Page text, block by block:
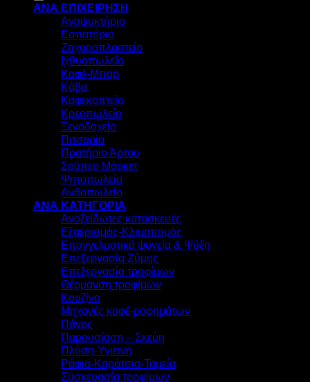
ΑΝΑ ΕΠΙΧΕΙΡΗΣΗ
Αναψυκτήριο
Εστιατόριο
Ζαχαροπλαστείο
Ιχθυοπωλείο
Καφέ-Μπαρ
Κάβα
Καφεκοπτείο
Κρεοπωλείο
Ξενοδοχείο
Πιτσαρία
Πρατήριο Άρτου
Σούπερ Μάρκετ
Ψητοπωλείο
Ανθοπωλείο
ΑΝΑ ΚΑΤΗΓΟΡΙΑ
Ανοξείδωτες κατασκευές
Εξαερισμός-Κλιματισμός
Επαγγελματικά ψυγεία & Ψύξη
Επεξεργασία Ζύμης
Επεξεργασία τροφίμων
Θέρμανση τροφίμων
Κουζίνα
Μηχανές καφέ-ροφημάτων
Πάγος
Παρουσίαση – Σκεύη
Πλύση-Υγιεινή
Ράφια-Καρότσια-Ταμεία
Συσκευασία τροφίμων